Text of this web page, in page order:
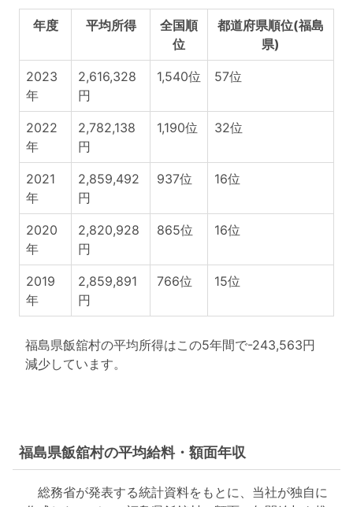
年度 平均所得
全国順
位
都道府県順位(福島
県)
2023
年
2,616,328
円
1,540位 57位
2022
年
2,782,138
円
1,190位 32位
2021
年
2,859,492
円
937位 16位
2020
年
2,820,928
円
865位 16位
2019
年
2,859,891
円
766位 15位
福島県飯舘村の平均所得はこの5年間で-243,563円
減少しています。
福島県飯舘村の平均給料・額面年収
総務省が発表する統計資料をもとに、当社が独自に